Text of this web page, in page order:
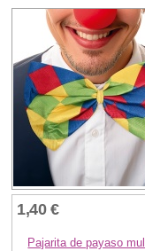
1,40 €
Pajarita de payaso